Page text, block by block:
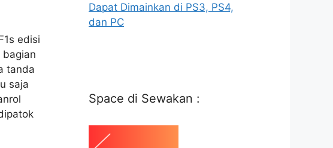
edisi
tanda
saja
Dapat Dimainkan di PS3, PS4,
dan PC
Space di Sewakan :